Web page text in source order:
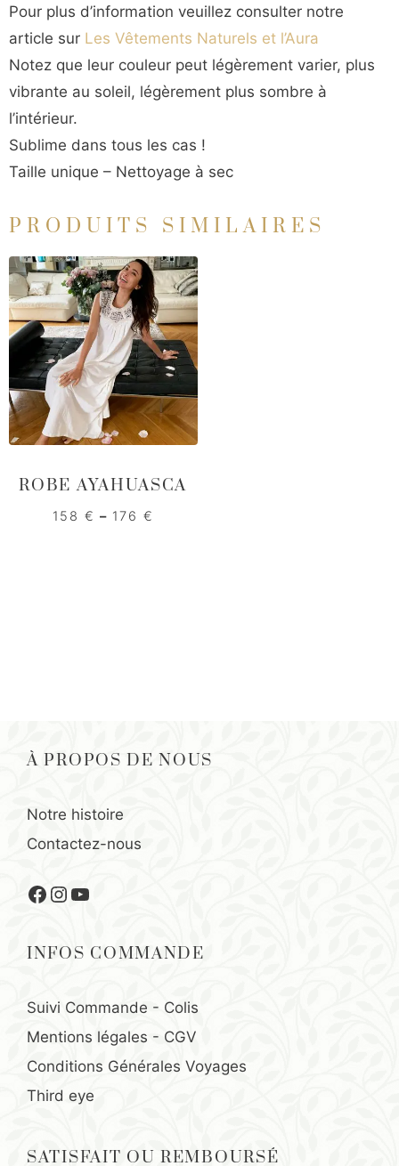
Pour plus d’information veuillez consulter notre
article sur Les Vêtements Naturels et l’Aura
Notez que leur couleur peut légèrement varier, plus
vibrante au soleil, légèrement plus sombre à
l’intérieur.
Sublime dans tous les cas !
Taille unique – Nettoyage à sec
PRODUITS SIMILAIRES
ROBE AYAHUASCA
158 € – 176 €
À PROPOS DE NOUS
Notre histoire
Contactez-nous
Facebook
Instagram
YouTube
INFOS COMMANDE
Suivi Commande - Colis
Mentions légales - CGV
Conditions Générales Voyages
Third eye
SATISFAIT OU REMBOURSÉ